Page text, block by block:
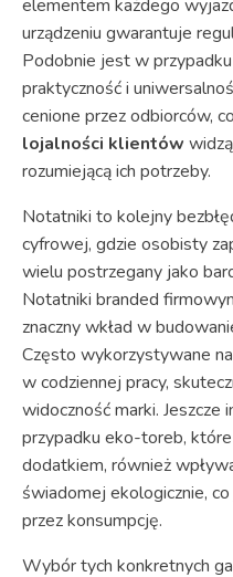
elementem każdego
urządzeniu gwarantuje
Podobnie jest w
praktyczność i
cenione przez odbiorców,
lojalności klientów
rozumiejącą ich potrzeby.
Notatniki to kolejny
cyfrowej, gdzie osobisty
wielu postrzegany jako
Notatniki branded
znaczny wkład w
Często wykorzystywane
w codziennej pracy,
widoczność marki.
przypadku eko-toreb,
dodatkiem, również
świadomej ekologicznie,
przez konsumpcję.
Wybór tych konkretnych